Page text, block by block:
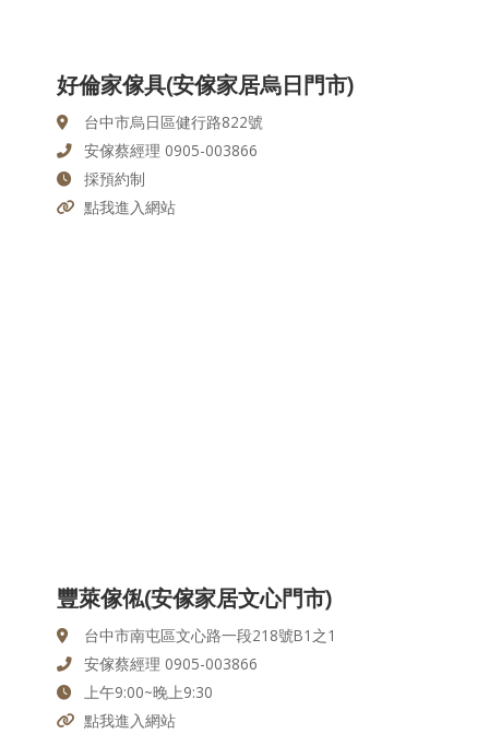
好倫家傢具(安傢家居烏日門市)
台中市烏日區健行路822號
安傢蔡經理 0905-003866
採預約制
點我進入網站
豐萊傢俬(安傢家居文心門市)
台中市南屯區文心路一段218號B1之1
安傢蔡經理 0905-003866
上午9:00~晚上9:30
點我進入網站